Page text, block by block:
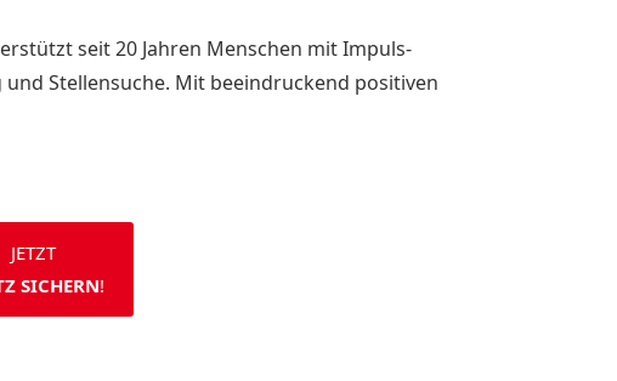
seit 20 Jahren Menschen mit Impuls-
Stellensuche. Mit beeindruckend positiven
JETZT
SICHERN!